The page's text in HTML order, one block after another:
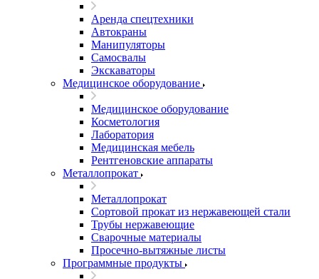
Аренда спецтехники
Автокраны
Манипуляторы
Самосвалы
Экскаваторы
Медицинское оборудование
Медицинское оборудование
Косметология
Лаборатория
Медицинская мебель
Рентгеновские аппараты
Металлопрокат
Металлопрокат
Сортовой прокат из нержавеющей стали
Трубы нержавеющие
Сварочные материалы
Просечно-вытяжные листы
Программные продукты